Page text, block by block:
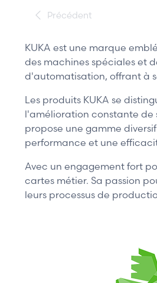
KUKA est une marque
des machines spéciales et
d'automatisation, offrant à
Les produits KUKA se
l'amélioration constante de
propose une gamme
performance et une
Avec un engagement fort
cartes métier. Sa passion
leurs processus de
Précédent